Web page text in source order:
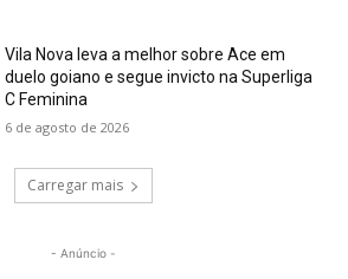
Vila Nova leva a melhor sobre Ace em
duelo goiano e segue invicto na Superliga
C Feminina
6 de agosto de 2026
Carregar mais
- Anúncio -